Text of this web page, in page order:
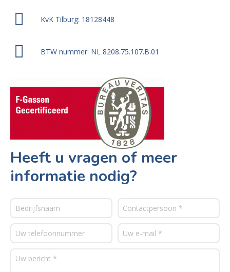
KvK Tilburg: 18128448
BTW nummer: NL 8208.75.107.B.01
Heeft u vragen of meer
informatie nodig?